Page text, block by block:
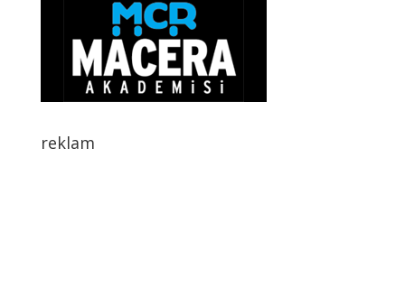
reklam